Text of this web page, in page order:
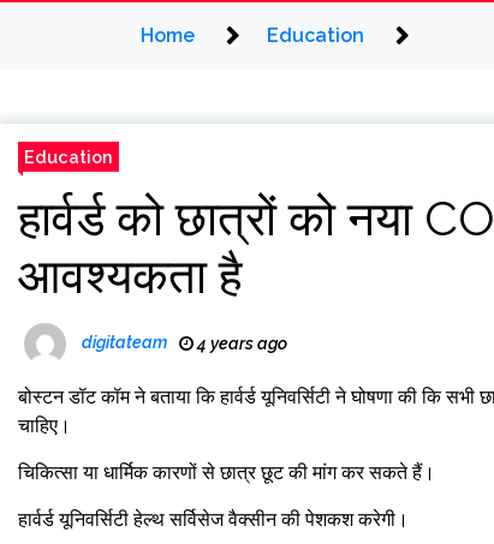
Home Education
Education
हार्वर्ड को छात्रों को नया
आवश्यकता है
digitateam 4 years ago
बोस्टन डॉट कॉम ने बताया कि हार्वर्ड यूनिवर्सिटी ने घोषणा की कि
चाहिए।
चिकित्सा या धार्मिक कारणों से छात्र छूट की मांग कर सकते हैं।
हार्वर्ड यूनिवर्सिटी हेल्थ सर्विसेज वैक्सीन की पेशकश करेगी।